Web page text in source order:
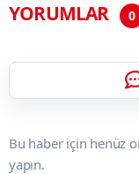
YORUMLAR 0
Bu haber için henüz
yapın.